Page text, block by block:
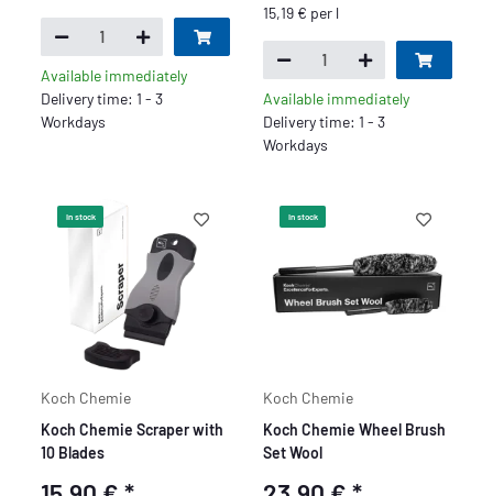
Available immediately
Delivery time: 1 - 3
Workdays
15,19 € per l
Available immediately
Delivery time: 1 - 3
Workdays
In stock
Koch Chemie
Koch Chemie Scraper with
10 Blades
In stock
Koch Chemie
Koch Chemie Wheel Brush
Set Wool